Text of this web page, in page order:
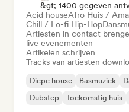
&gt; 1400 gegeven
Acid houseAfro Huis /
Chill / Lo-fi Hip-Hop
Artiesten in contact
live evenementen
Artikelen schrijven
Tracks van artiesten
Diepe house Basmuziek
Dubstep
Toekomstig huis